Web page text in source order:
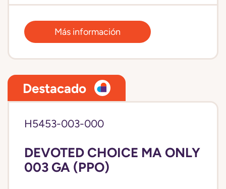
Más información
Destacado
H5453-003-000
DEVOTED CHOICE MA ONLY
003 GA (PPO)